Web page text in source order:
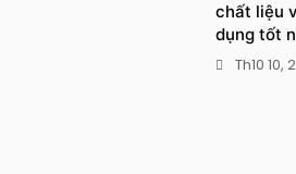
chất liệu
dụng tốt
Th10 10,